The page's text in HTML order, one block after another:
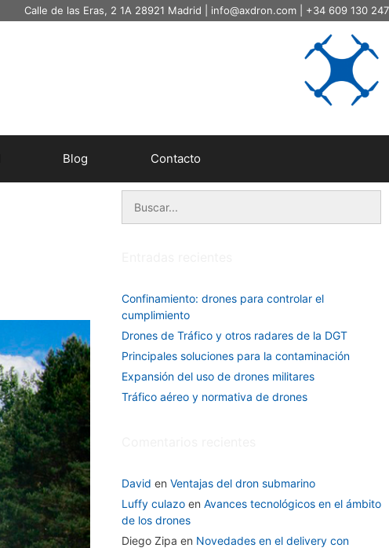
Calle de las Eras, 2 1A 28921 Madrid | info@axdron.com | +34 609 130 247
Blog Contacto
Confinamiento: drones para controlar el
cumplimiento
Drones de Tráfico y otros radares de la DGT
Principales soluciones para la contaminación
Expansión del uso de drones militares
Tráfico aéreo y normativa de drones
David en Ventajas del dron submarino
Luffy culazo en Avances tecnológicos en el ámbito
de los drones
Diego Zipa en Novedades en el delivery con